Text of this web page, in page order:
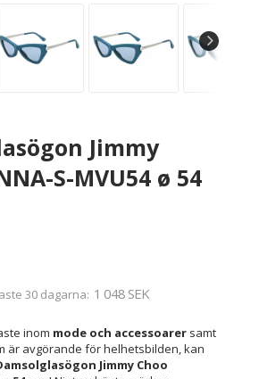
Jimmy
S-MVU54 ø 54
30 dagarna 1 048 SEK
inom mode och accessoarer samt
är avgörande för helhetsbilden, kan
Jimmy Choo